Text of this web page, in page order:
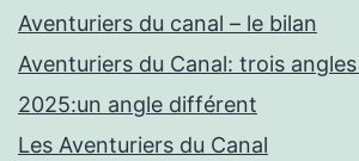
Aventuriers du canal – le bilan
Aventuriers du Canal: trois
2025:un angle différent
Les Aventuriers du Canal